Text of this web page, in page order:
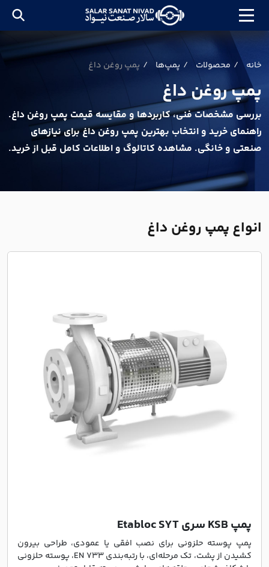
خانه محصولات پمپ‌ها پمپ روغن داغ
پمپ روغن داغ
بررسی مشخصات فنی، کاربردها و مقایسه قیمت پمپ روغن داغ.
راهنمای خرید و انتخاب بهترین پمپ روغن داغ برای نیازهای
صنعتی و خانگی. مشاهده کاتالوگ و اطلاعات کامل قبل از خرید.
انواع پمپ روغن داغ
پمپ KSB سری Etabloc SYT
پمپ پوسته حلزونی برای نصب افقی یا عمودی، طراحی بیرون
کشیدن از پشت، تک مرحله‌ای، با رتبه‌بندی EN 733، پوسته حلزونی